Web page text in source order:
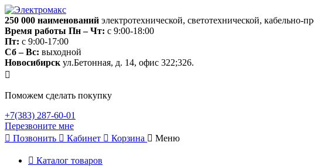
250 000 наименований электротехнической, светотехнической,
Время работы Пн – Чт: с 9:00-18:00
Пт: с 9:00-17:00
Сб – Вс: выходной
Новосибирск ул.Бетонная, д. 14, офис 322;326.
Поможем сделать покупку
+7(383) 287-60-01
Перезвоните мне
Позвонить
Кабинет Корзина Меню
Каталог товаров